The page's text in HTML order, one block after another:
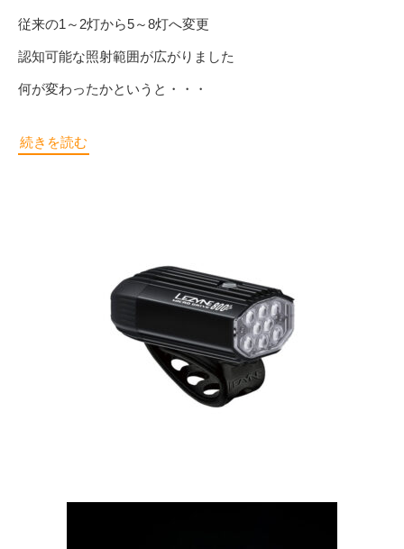
従来の1～2灯から5～8灯へ変更
認知可能な照射範囲が広がりました
何が変わったかというと・・・
続きを読む